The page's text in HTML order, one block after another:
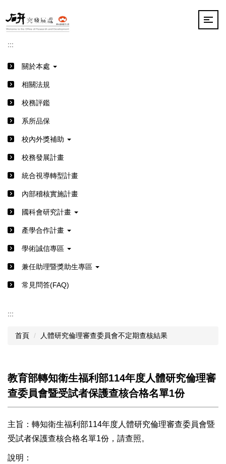
到
主
內
區
:::
關於本處
相關法規
校務評鑑
系所品保
校內外獎補助
校務發展計畫
統合視導轉型計畫
內部稽核實施計畫
國科會研究計畫
產學合作計畫
學術誠信專區
兼任助理暨獎助生專區
常見問答(FAQ)
:::
首頁 人體研究倫理審查委員會不定期查核結果
教育部轉知衛生福利部114年度人體研究倫理審
查委員會暨受試者保護查核合格名單1份
主旨：轉知衛生福利部114年度人體研究倫理審查委員會暨
受試者保護查核合格名單1份，請查照。
說明：